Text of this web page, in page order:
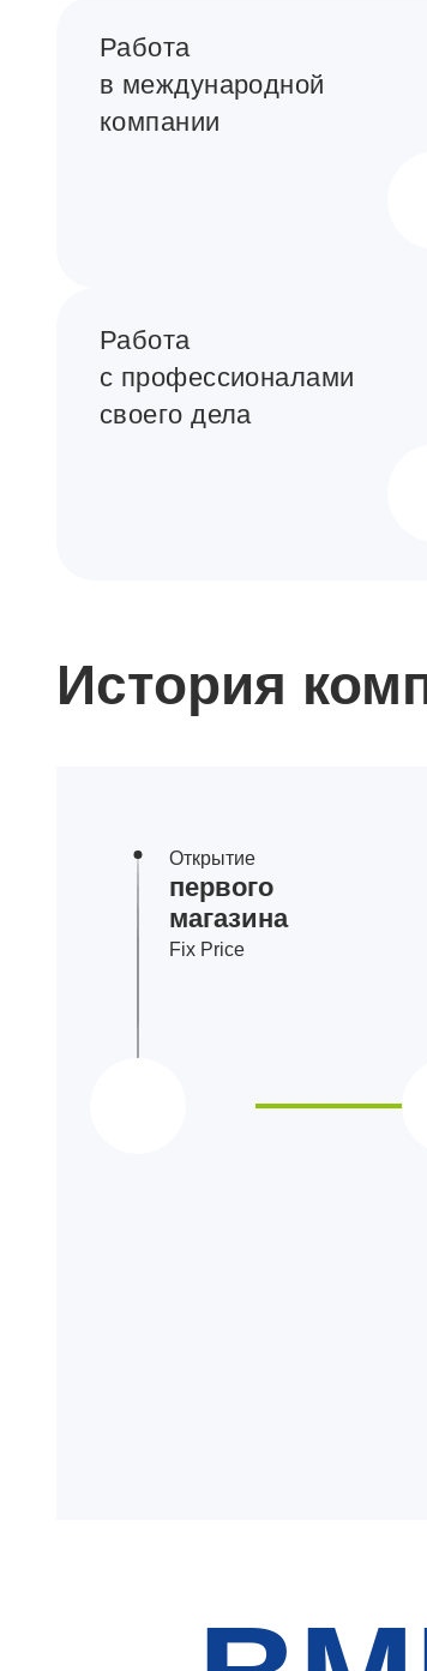
Работа
в международной
компании
Работа
с профессионалами
своего дела
История
Открытие
первого
магазина
Fix Price